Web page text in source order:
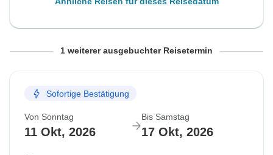
Von Sonntag Bis Samstag
Ausgebucht
€1.859
1 weiterer ausgebuchter Reisetermin
Sofortige Bestätigung
Von Sonntag
11 Okt, 2026
Bis Samstag
17 Okt, 2026